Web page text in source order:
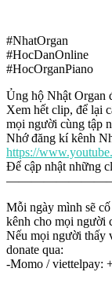
#NhatOrgan
#HocDanOnline
#HocOrganPiano
Ủng hộ Nhật Organ
Xem hết clip, để lại
mọi người cùng tập
Nhớ đăng kí kênh
https://
Để cập nhật những
Mỗi ngày mình sẽ
kênh cho mọi người
Nếu mọi người thấy
donate qua:
-Momo / viettelpay: